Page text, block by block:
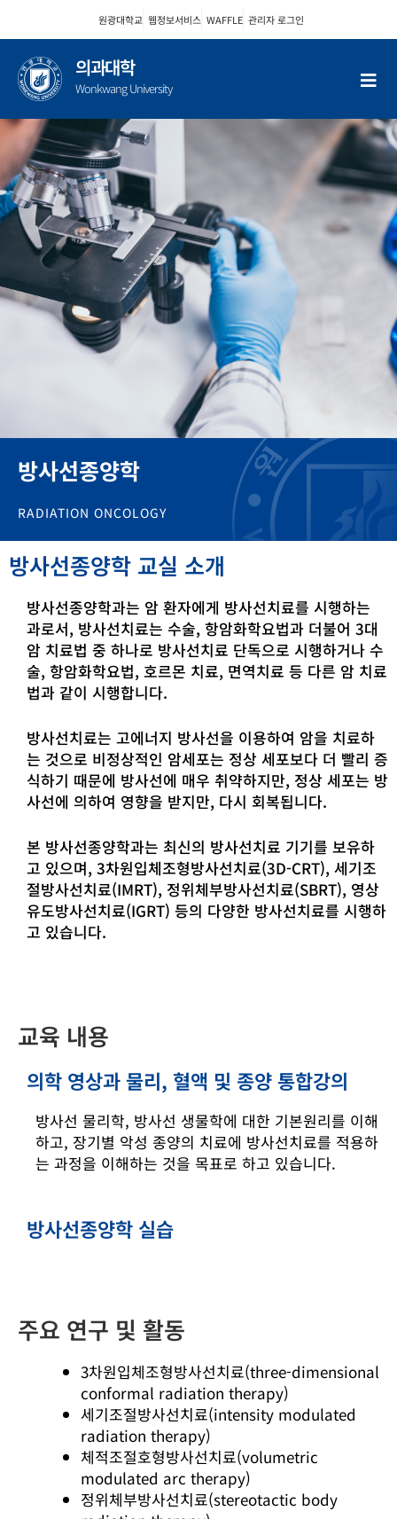
너
기
원광대학교 웹정보서비스 WAFFLE 관리자 로그인
의과대학
Wonkwang University
방사선종양학
RADIATION ONCOLOGY
방사선종양학 교실 소개
방사선종양학과는 암 환자에게 방사선치료를 시행하는
과로서, 방사선치료는 수술, 항암화학요법과 더불어 3대
암 치료법 중 하나로 방사선치료 단독으로 시행하거나 수
술, 항암화학요법, 호르몬 치료, 면역치료 등 다른 암 치료
법과 같이 시행합니다.
방사선치료는 고에너지 방사선을 이용하여 암을 치료하
는 것으로 비정상적인 암세포는 정상 세포보다 더 빨리 증
식하기 때문에 방사선에 매우 취약하지만, 정상 세포는 방
사선에 의하여 영향을 받지만, 다시 회복됩니다.
본 방사선종양학과는 최신의 방사선치료 기기를 보유하
고 있으며, 3차원입체조형방사선치료(3D-CRT), 세기조
절방사선치료(IMRT), 정위체부방사선치료(SBRT), 영상
유도방사선치료(IGRT) 등의 다양한 방사선치료를 시행하
고 있습니다.
교육 내용
의학 영상과 물리, 혈액 및 종양 통합강의
방사선 물리학, 방사선 생물학에 대한 기본원리를 이해
하고, 장기별 악성 종양의 치료에 방사선치료를 적용하
는 과정을 이해하는 것을 목표로 하고 있습니다.
방사선종양학 실습
주요 연구 및 활동
3차원입체조형방사선치료(three-dimensional
conformal radiation therapy)
세기조절방사선치료(intensity modulated
radiation therapy)
체적조절호형방사선치료(volumetric
modulated arc therapy)
정위체부방사선치료(stereotactic body